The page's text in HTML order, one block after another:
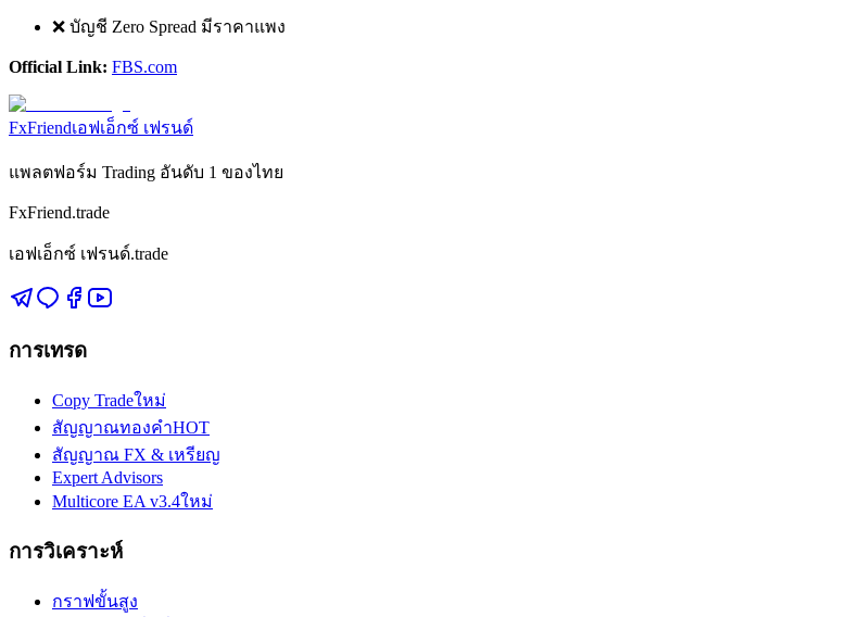
❌ บัญชี Zero Spread มีราคาแพง
Official Link: FBS.com
FxFriendเอฟเอ็กซ์ เฟรนด์
แพลตฟอร์ม Trading อันดับ 1 ของไทย
FxFriend.trade
เอฟเอ็กซ์ เฟรนด์.trade
การเทรด
Copy Tradeใหม่
สัญญาณทองคำHOT
สัญญาณ FX & เหรียญ
Expert Advisors
Multicore EA v3.4ใหม่
การวิเคราะห์
กราฟขั้นสูง